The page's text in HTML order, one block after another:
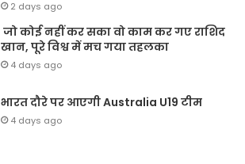
2 days ago
जो कोई नहीं कर सका वो काम कर गए राशिद
खान, पूरे विश्व में मच गया तहलका
4 days ago
भारत दौरे पर आएगी Australia U19 टीम
4 days ago